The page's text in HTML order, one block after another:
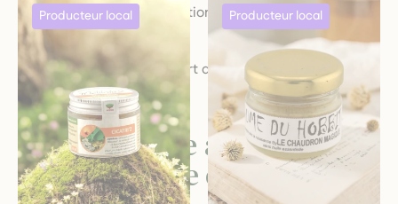
Favoriser la régénération cellulaire sans utilisation
d’agents agressifs.
Contribuer à un confort durable en respectant
l’équilibre cutané.
Une approche anti-
inflammatoire et réparatrice